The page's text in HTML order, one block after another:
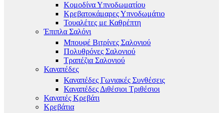
Κομοδίνα Υπνοδωματίου
Κρεβατοκάμαρες Υπνοδωμάτιο
Τουαλέτες με Καθρέπτη
Έπιπλα Σαλόνι
Μπουφέ Βιτρίνες Σαλονιού
Πολυθρόνες Σαλονιού
Τραπέζια Σαλονιού
Καναπέδες
Καναπέδες Γωνιακές Συνθέσεις
Καναπέδες Διθέσιοι Τριθέσιοι
Καναπές Κρεβάτι
Κρεβάτια